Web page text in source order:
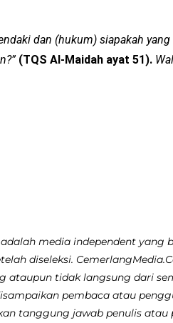
dan (hukum) siapakah
(TQS Al-Maidah ayat 51).
adalah media independent yang
diseleksi.
ataupun tidak langsung dari
pembaca atau
tanggung jawab penulis atau